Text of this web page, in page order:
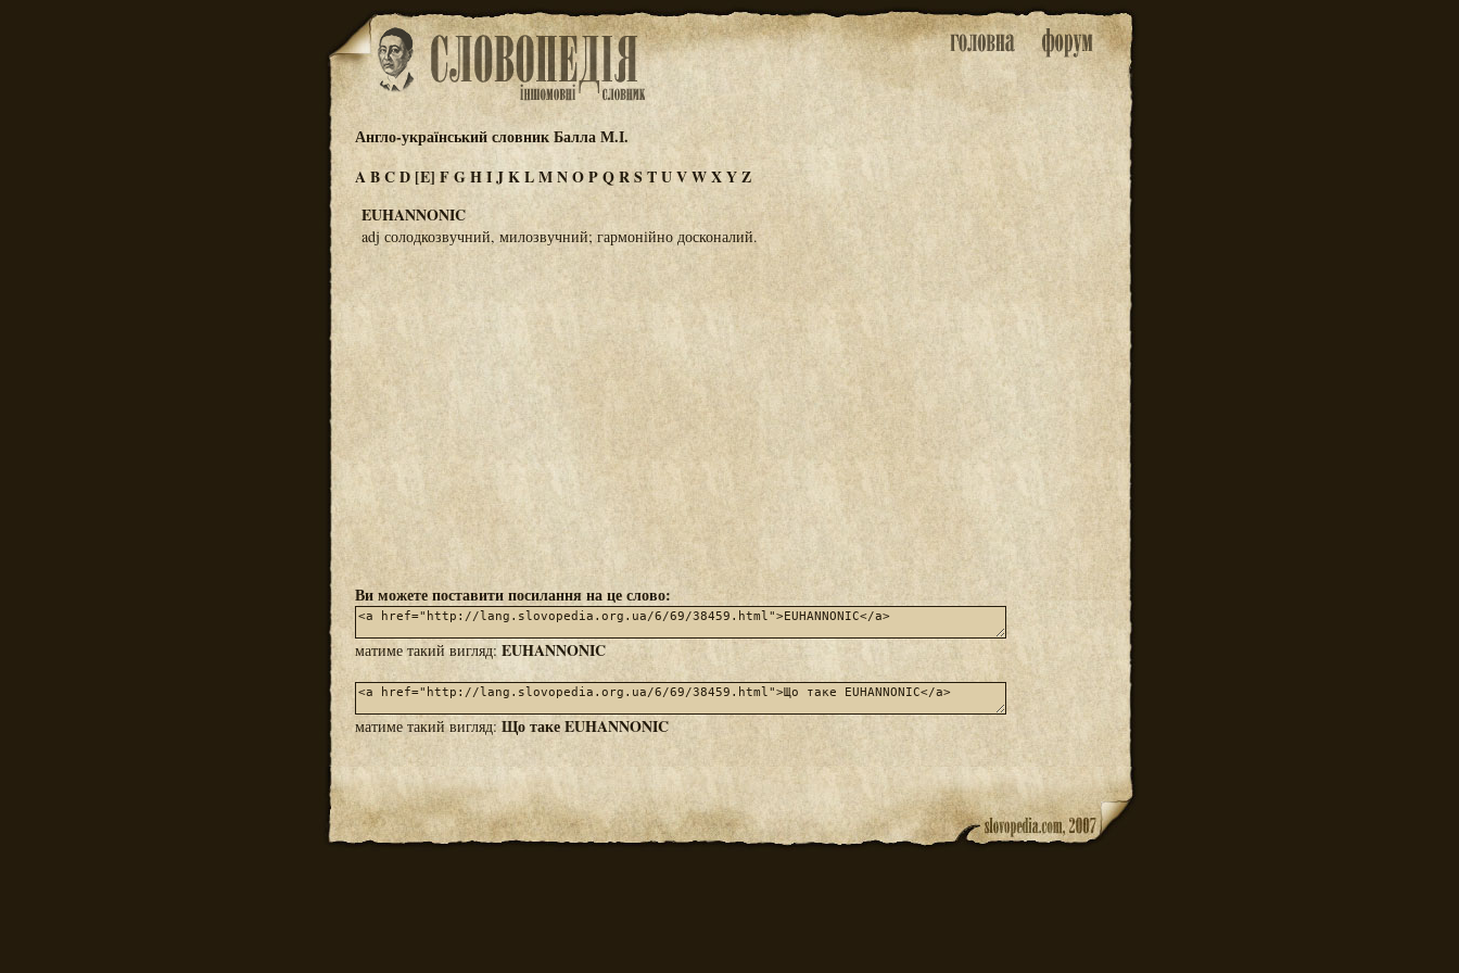
Англо-український словник Балла М.І.
ABCD [E] FGHIJKLMNOPQRSTUVWXYZ
EUHANNONIC
adj солодкозвучний, милозвучний; гармонійно досконалий.
Ви можете поставити посилання на це слово:
матиме такий вигляд: EUHANNONIC
матиме такий вигляд:Що таке EUHANNONIC